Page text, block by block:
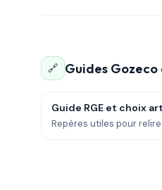
🔗 Guides
Guide RGE et choix
Repères utiles pour